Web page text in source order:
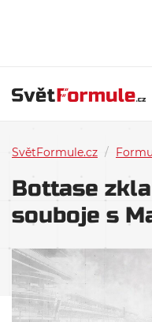
SvětFormule.cz /
Bottase
souboje s